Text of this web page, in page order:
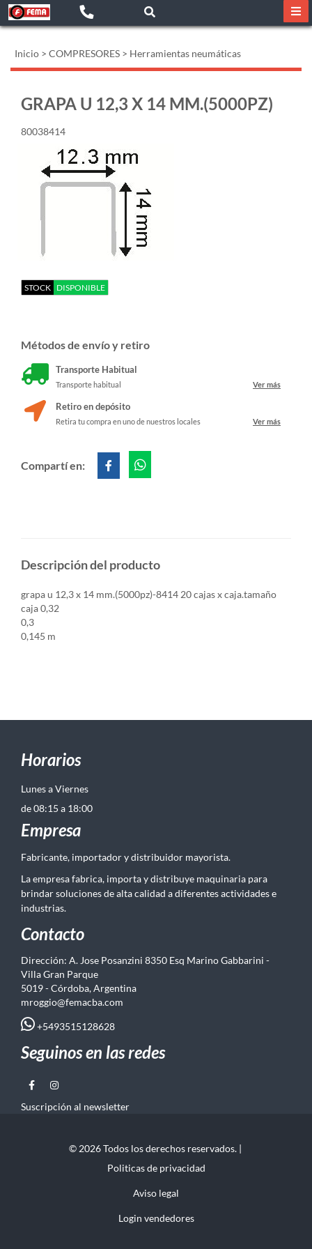
Inicio > COMPRESORES > Herramientas neumáticas
GRAPA U 12,3 X 14 MM.(5000PZ)
80038414
STOCK DISPONIBLE
Métodos de envío y retiro
Transporte Habitual
Transporte habitual Ver más
Retiro en depósito
Retira tu compra en uno de nuestros locales Ver más
Compartí en:
Descripción del producto
grapa u 12,3 x 14 mm.(5000pz)-8414 20 cajas x caja.tamaño
caja 0,32
0,3
0,145 m
Horarios
Lunes a Viernes
de 08:15 a 18:00
Empresa
Fabricante, importador y distribuidor mayorista.
La empresa fabrica, importa y distribuye maquinaria para
brindar soluciones de alta calidad a diferentes actividades e
industrias.
Contacto
Dirección: A. Jose Posanzini 8350 Esq Marino Gabbarini -
Villa Gran Parque
5019 - Córdoba, Argentina
mroggio@femacba.com
+5493515128628
Seguinos en las redes
Suscripción al newsletter
© 2026 Todos los derechos reservados. |
Politicas de privacidad
Aviso legal
Login vendedores